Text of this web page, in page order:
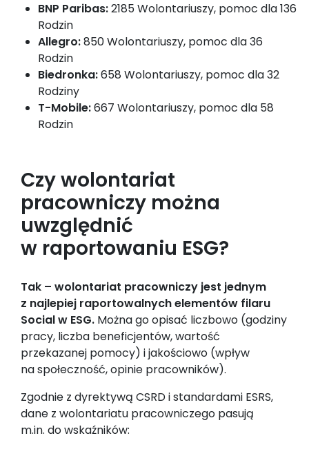
BNP Paribas:2185 Wolontariuszy, pomoc dla 136
Rodzin
Allegro:850 Wolontariuszy, pomoc dla 36
Rodzin
Biedronka:658 Wolontariuszy, pomoc dla 32
Rodziny
T-Mobile:667 Wolontariuszy, pomoc dla 58
Rodzin
Czy wolontariat
pracowniczy można
uwzględnić
w raportowaniu ESG?
Tak – wolontariat pracowniczy jest jednym
z najlepiej raportowalnych elementów filaru
Social w ESG. Można go opisać liczbowo (godziny
pracy, liczba beneficjentów, wartość
przekazanej pomocy) i jakościowo (wpływ
na społeczność, opinie pracowników).
Zgodnie z dyrektywą CSRD i standardami ESRS,
dane z wolontariatu pracowniczego pasują
m.in. do wskaźników: